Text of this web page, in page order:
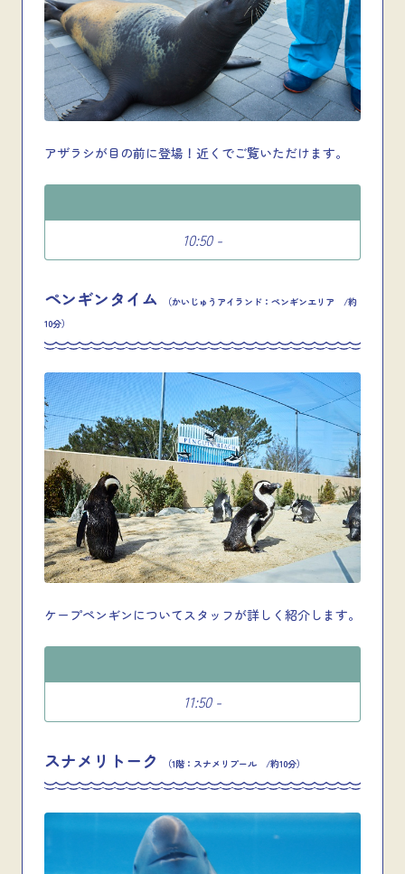
アザラシが目の前に登場！近くでご覧いただけます。
10:50 -
ペンギンタイム
（かいじゅうアイランド：ペンギンエリア /約
10分）
ケープペンギンについてスタッフが詳しく紹介します。
11:50 -
スナメリトーク （1階：スナメリプール /約10分）